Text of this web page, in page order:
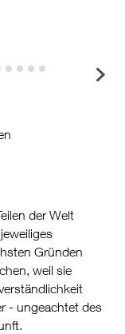
der Welt
Gründen
weil sie
- ungeachtet des